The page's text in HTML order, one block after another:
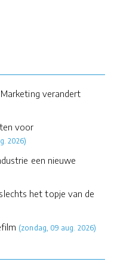
verandert
voor
2026)
een nieuwe
het topje van de
(zondag, 09 aug. 2026)